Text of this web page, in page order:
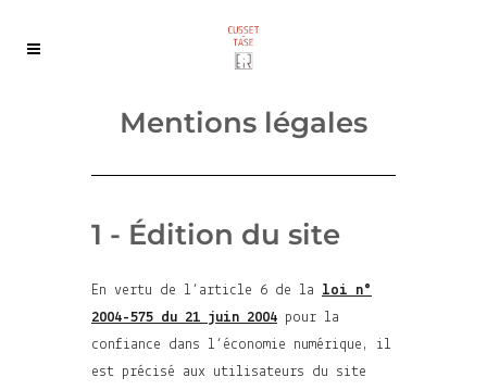
Mentions légales
1 - Édition du site
En vertu de l’article 6 de la loi n°
2004-575 du 21 juin 2004 pour la
confiance dans l’économie numérique, il
est précisé aux utilisateurs du site